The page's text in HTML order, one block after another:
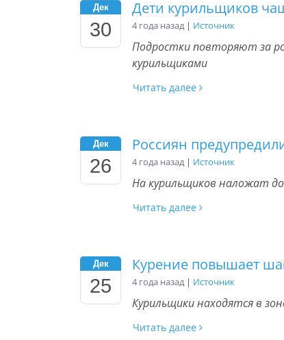
Дек
30
Дети курильщиков
4 года назад | Источник
Подростки повторяют за
курильщиками
Читать далее
Дек
26
Россиян
4 года назад | Источник
На курильщиков наложат
Читать далее
Дек
25
Курение повышает
4 года назад | Источник
Курильщики находятся в
Читать далее